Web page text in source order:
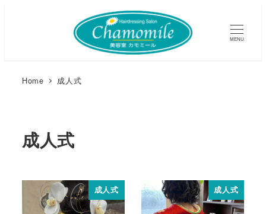
MENU
Home 成人式
成人式
成人式 成人式